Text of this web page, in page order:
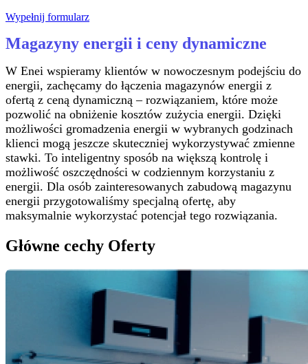
Wypełnij formularz
Magazyny energii i ceny dynamiczne
W Enei wspieramy klientów w nowoczesnym podejściu do
energii, zachęcamy do łączenia magazynów energii z
ofertą z ceną dynamiczną – rozwiązaniem, które może
pozwolić na obniżenie kosztów zużycia energii. Dzięki
możliwości gromadzenia energii w wybranych godzinach
klienci mogą jeszcze skuteczniej wykorzystywać zmienne
stawki. To inteligentny sposób na większą kontrolę i
możliwość oszczędności w codziennym korzystaniu z
energii. Dla osób zainteresowanych zabudową magazynu
energii przygotowaliśmy specjalną ofertę, aby
maksymalnie wykorzystać potencjał tego rozwiązania.
Główne cechy Oferty